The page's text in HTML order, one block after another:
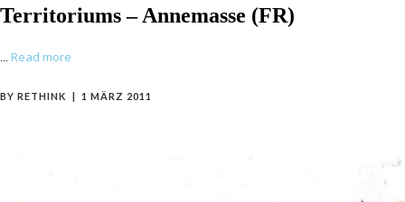
Territoriums – Annemasse (FR)
Read more
BY RETHINK 1 MÄRZ 2011